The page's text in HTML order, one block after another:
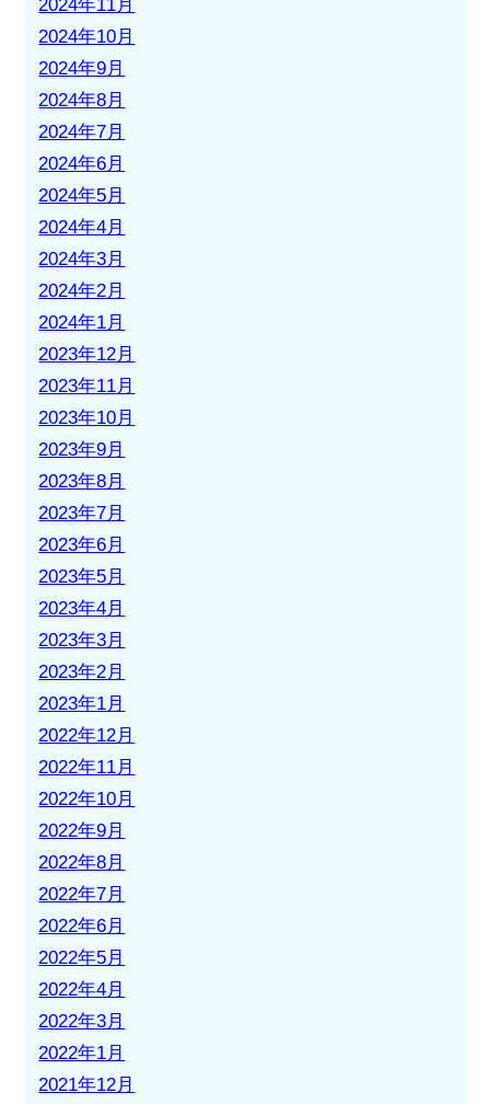
2024年11月
2024年10月
2024年9月
2024年8月
2024年7月
2024年6月
2024年5月
2024年4月
2024年3月
2024年2月
2024年1月
2023年12月
2023年11月
2023年10月
2023年9月
2023年8月
2023年7月
2023年6月
2023年5月
2023年4月
2023年3月
2023年2月
2023年1月
2022年12月
2022年11月
2022年10月
2022年9月
2022年8月
2022年7月
2022年6月
2022年5月
2022年4月
2022年3月
2022年1月
2021年12月